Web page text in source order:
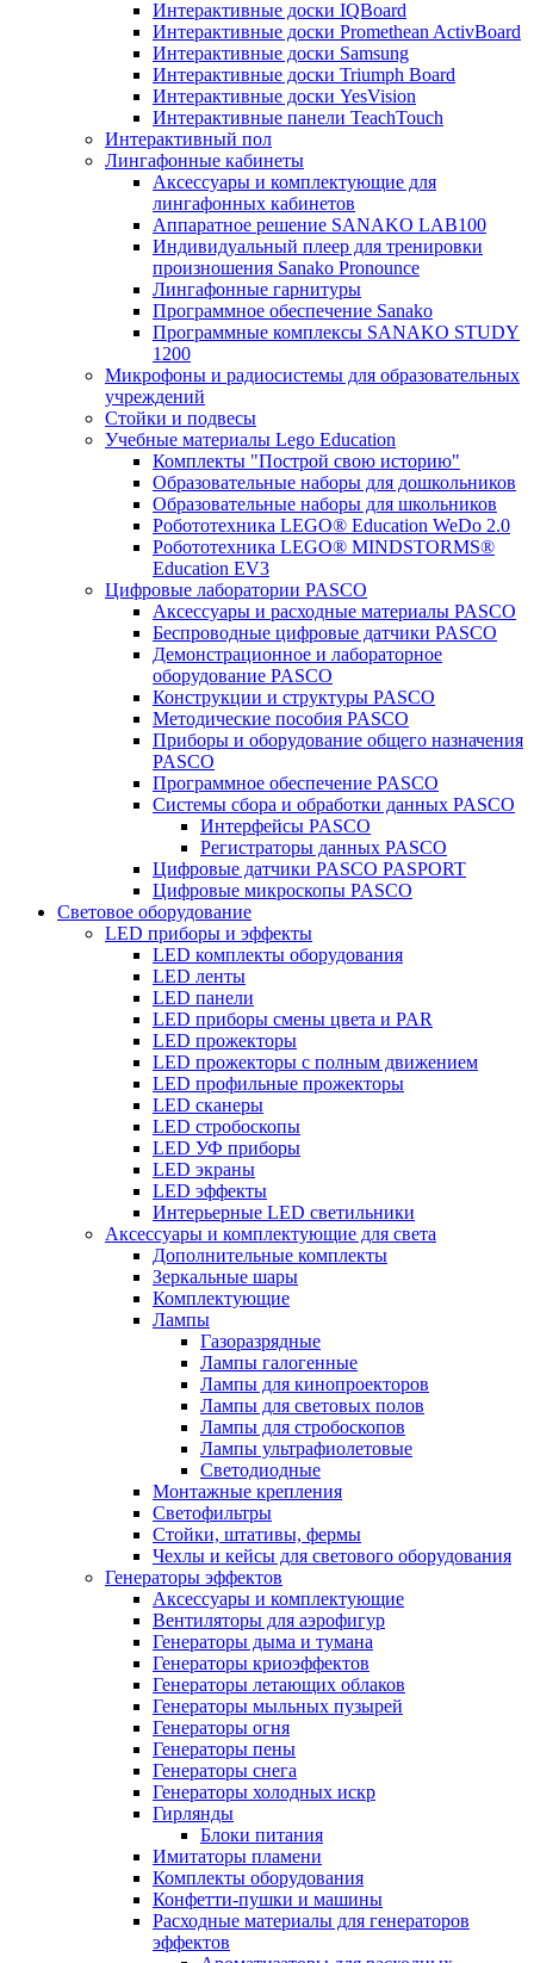
Интерактивные доски IQBoard
Интерактивные доски Promethean ActivBoard
Интерактивные доски Samsung
Интерактивные доски Triumph Board
Интерактивные доски YesVision
Интерактивные панели TeachTouch
Интерактивный пол
Лингафонные кабинеты
Аксессуары и комплектующие для
лингафонных кабинетов
Аппаратное решение SANAKO LAB100
Индивидуальный плеер для тренировки
произношения Sanako Pronounce
Лингафонные гарнитуры
Программное обеспечение Sanako
Программные комплексы SANAKO STUDY
1200
Микрофоны и радиосистемы для образовательных
учреждений
Стойки и подвесы
Учебные материалы Lego Education
Комплекты "Построй свою историю"
Образовательные наборы для дошкольников
Образовательные наборы для школьников
Робототехника LEGO® Education WeDo 2.0
Робототехника LEGO® MINDSTORMS®
Education EV3
Цифровые лаборатории PASCO
Аксессуары и расходные материалы PASCO
Беспроводные цифровые датчики PASCO
Демонстрационное и лабораторное
оборудование PASCO
Конструкции и структуры PASCO
Методические пособия PASCO
Приборы и оборудование общего назначения
PASCO
Программное обеспечение PASCO
Системы сбора и обработки данных PASCO
Интерфейсы PASCO
Регистраторы данных PASCO
Цифровые датчики PASCO PASPORT
Цифровые микроскопы PASCO
Световое оборудование
LED приборы и эффекты
LED комплекты оборудования
LED ленты
LED панели
LED приборы смены цвета и PAR
LED прожекторы
LED прожекторы с полным движением
LED профильные прожекторы
LED сканеры
LED стробоскопы
LED УФ приборы
LED экраны
LED эффекты
Интерьерные LED светильники
Аксессуары и комплектующие для света
Дополнительные комплекты
Зеркальные шары
Комплектующие
Лампы
Газоразрядные
Лампы галогенные
Лампы для кинопроекторов
Лампы для световых полов
Лампы для стробоскопов
Лампы ультрафиолетовые
Светодиодные
Монтажные крепления
Светофильтры
Стойки, штативы, фермы
Чехлы и кейсы для светового оборудования
Генераторы эффектов
Аксессуары и комплектующие
Вентиляторы для аэрофигур
Генераторы дыма и тумана
Генераторы криоэффектов
Генераторы летающих облаков
Генераторы мыльных пузырей
Генераторы огня
Генераторы пены
Генераторы снега
Генераторы холодных искр
Гирлянды
Блоки питания
Имитаторы пламени
Комплекты оборудования
Конфетти-пушки и машины
Расходные материалы для генераторов
эффектов